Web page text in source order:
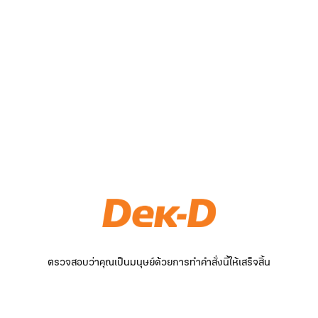
ตรวจสอบว่าคุณเป็นมนุษย์ด้วยการทำคำสั่งนี้ให้เสร็จสิ้น